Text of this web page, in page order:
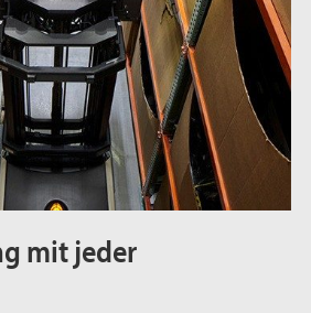
mit jeder